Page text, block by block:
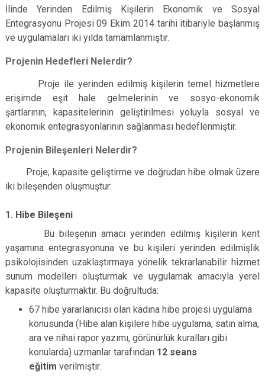
İlinde Yerinden Edilmiş Kişilerin Ekonomik ve Sosyal
Entegrasyonu Projesi 09 Ekim 2014 tarihi itibariyle başlanmış
ve uygulamaları iki yılda tamamlanmıştır.
Projenin Hedefleri Nelerdir?
Proje ile yerinden edilmiş kişilerin temel hizmetlere
erişimde eşit hale gelmelerinin ve sosyo-ekonomik
şartlarının, kapasitelerinin geliştirilmesi yoluyla sosyal ve
ekonomik entegrasyonlarının sağlanması hedeflenmiştir.
Projenin Bileşenleri Nelerdir?
Proje; kapasite geliştirme ve doğrudan hibe olmak üzere
iki bileşenden oluşmuştur:
1. Hibe Bileşeni
Bu bileşenin amacı yerinden edilmiş kişilerin kent
yaşamına entegrasyonuna ve bu kişileri yerinden edilmişlik
psikolojisinden uzaklaştırmaya yönelik tekrarlanabilir hizmet
sunum modelleri oluşturmak ve uygulamak amacıyla yerel
kapasite oluşturmaktır. Bu doğrultuda:
67 hibe yararlanıcısı olan kadına hibe projesi uygulama
konusunda (Hibe alan kişilere hibe uygulama, satın alma,
ara ve nihai rapor yazımı, görünürlük kuralları gibi
konularda) uzmanlar tarafından 12 seans
eğitim verilmiştir.